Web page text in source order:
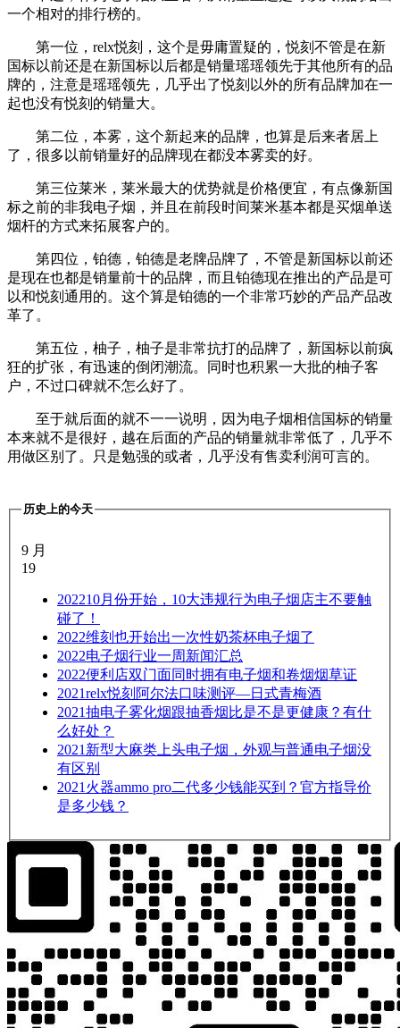
一个相对的排行榜的。
第一位，relx悦刻，这个是毋庸置疑的，悦刻不管是在新
国标以前还是在新国标以后都是销量瑶瑶领先于其他所有的品
牌的，注意是瑶瑶领先，几乎出了悦刻以外的所有品牌加在一
起也没有悦刻的销量大。
第二位，本雾，这个新起来的品牌，也算是后来者居上
了，很多以前销量好的品牌现在都没本雾卖的好。
第三位莱米，莱米最大的优势就是价格便宜，有点像新国
标之前的非我电子烟，并且在前段时间莱米基本都是买烟单送
烟杆的方式来拓展客户的。
第四位，铂德，铂德是老牌品牌了，不管是新国标以前还
是现在也都是销量前十的品牌，而且铂德现在推出的产品是可
以和悦刻通用的。这个算是铂德的一个非常巧妙的产品产品改
革了。
第五位，柚子，柚子是非常抗打的品牌了，新国标以前疯
狂的扩张，有迅速的倒闭潮流。同时也积累一大批的柚子客
户，不过口碑就不怎么好了。
至于就后面的就不一一说明，因为电子烟相信国标的销量
本来就不是很好，越在后面的产品的销量就非常低了，几乎不
用做区别了。只是勉强的或者，几乎没有售卖利润可言的。
历史上的今天
9 月
19
202210月份开始，10大违规行为电子烟店主不要触
碰了！
2022维刻也开始出一次性奶茶杯电子烟了
2022电子烟行业一周新闻汇总
2022便利店双门面同时拥有电子烟和卷烟烟草证
2021relx悦刻阿尔法口味测评—日式青梅酒
2021抽电子雾化烟跟抽香烟比是不是更健康？有什
么好处？
2021 新型大麻类上头电子烟，外观与普通电子烟没
有区别
2021 火器ammo pro二代多少钱能买到？官方指导价
是多少钱？